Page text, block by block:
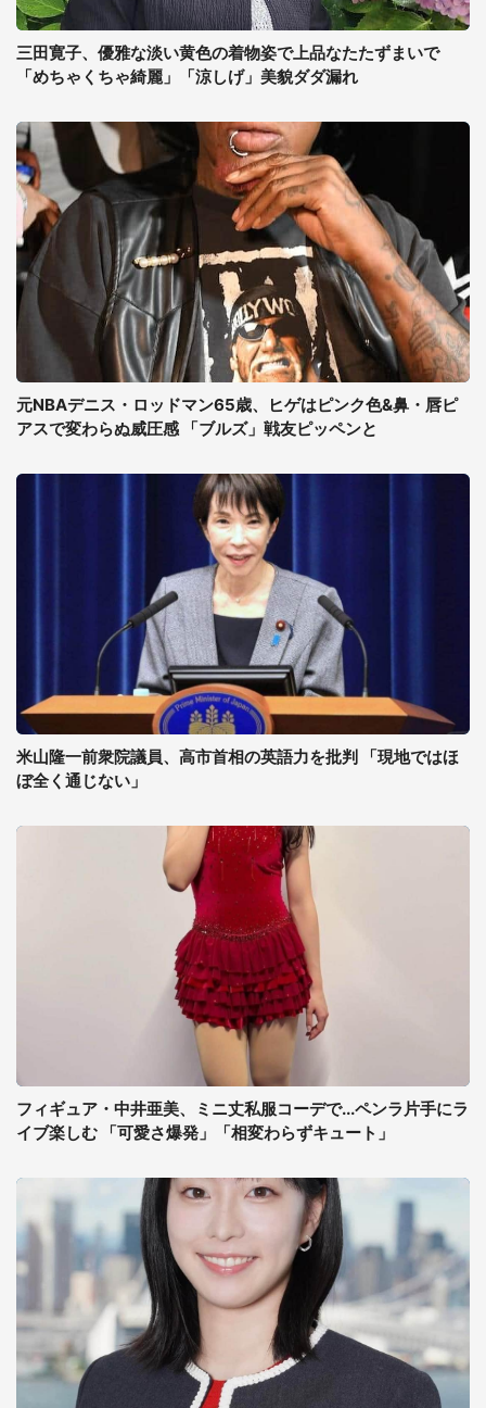
三田寛子、優雅な淡い黄色の着物姿で上品なたたずまいで
「めちゃくちゃ綺麗」「涼しげ」美貌ダダ漏れ
元NBAデニス・ロッドマン65歳、ヒゲはピンク色&鼻・唇ピ
アスで変わらぬ威圧感 「ブルズ」戦友ピッペンと
米山隆一前衆院議員、高市首相の英語力を批判 「現地ではほ
ぼ全く通じない」
フィギュア・中井亜美、ミニ丈私服コーデで...ペンラ片手にラ
イブ楽しむ 「可愛さ爆発」「相変わらずキュート」